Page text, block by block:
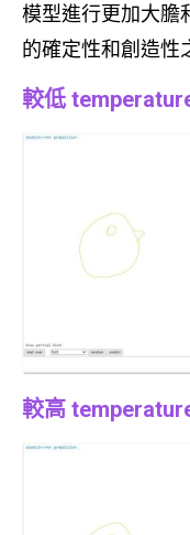
模型進行更加大膽
的確定性和創造性
較低
較高